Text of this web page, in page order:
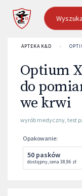
APTEKA K&D ›
Optium
do
we krwi
wyrób medyczny, test
Opakowanie:
50 pasków
dostępny,cena 38,96 zł